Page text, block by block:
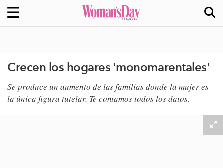
Crecen los hogares 'monomarentales'
​Se produce un aumento de las familias donde la mujer es
la única figura tutelar. Te contamos todos los datos.